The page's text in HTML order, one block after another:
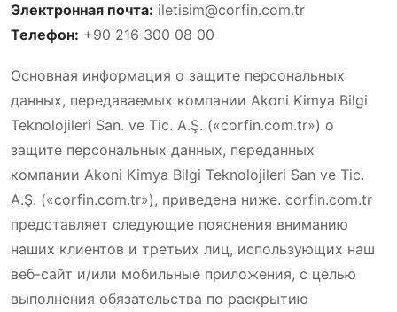
Электронная почта: iletisim@corfin.com.tr
Телефон: +90 216 300 08 00
Основная информация о защите персональных
данных, передаваемых компании Akoni Kimya Bilgi
Teknolojileri San. ve Tic. A.Ş. («corfin.com.tr») о
защите персональных данных, переданных
компании Akoni Kimya Bilgi Teknolojileri San ve Tic.
A.Ş. («corfin.com.tr»), приведена ниже. corfin.com.tr
представляет следующие пояснения вниманию
наших клиентов и третьих лиц, использующих наш
веб-сайт и/или мобильные приложения, с целью
выполнения обязательства по раскрытию